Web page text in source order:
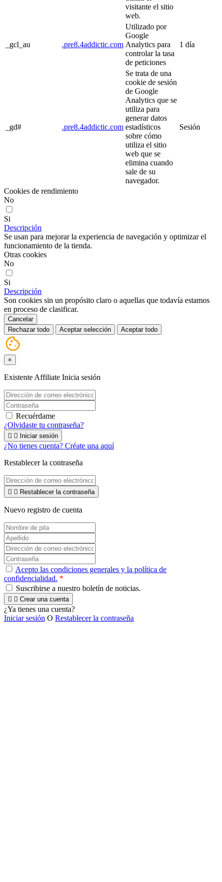
visitante el sitio
web.
_gcl_au .pre8.4addictic.com
Utilizado por
Google
Analytics para
controlar la tasa
de peticiones
1 día
_gd# .pre8.4addictic.com
Se trata de una
cookie de sesión
de Google
Analytics que se
utiliza para
generar datos
estadísticos
sobre cómo
utiliza el sitio
web que se
elimina cuando
sale de su
navegador.
Sesión
Cookies de rendimiento
No
Si
Descripción
Se usan para mejorar la experiencia de navegación y optimizar el
funcionamiento de la tienda.
Otras cookies
No
Si
Descripción
Son cookies sin un propósito claro o aquellas que todavía estamos
en proceso de clasificar.
Cancelar
Rechazar todo
Aceptar selección Aceptar todo
×
Existente Affiliate Inicia sesión
Recuérdame
¿Olvidaste tu contraseña?
  Iniciar sesión
¿No tienes cuenta? Créate una aquí
Restablecer la contraseña
  Restablecer la contraseña
Nuevo registro de cuenta
Acepto las condiciones generales y la política de
confidencialidad. *
Suscribirse a nuestro boletín de noticias.
  Crear una cuenta
¿Ya tienes una cuenta?
Iniciar sesión O Restablecer la contraseña